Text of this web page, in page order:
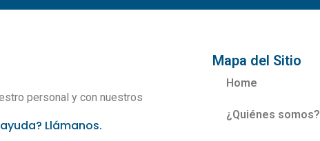
personal y con nuestros
Llámanos.
Mapa del Sitio
Home
¿Quiénes somos?